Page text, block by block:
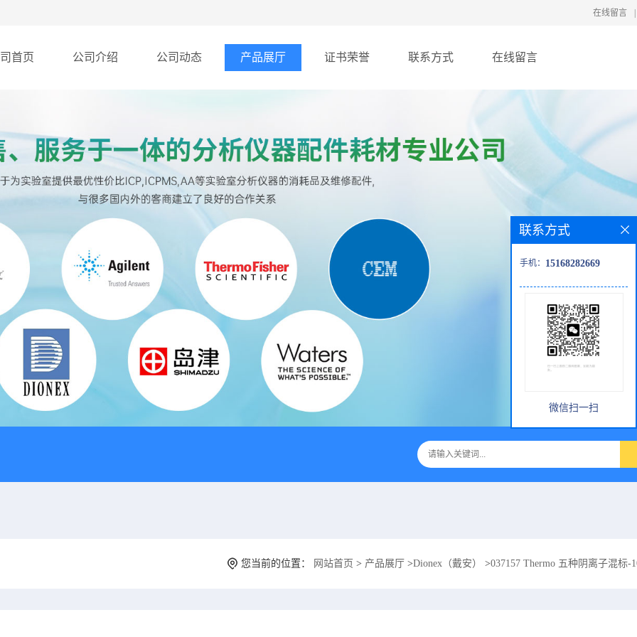
在线留言
首页 公司介绍 公司动态 产品展厅 证书荣誉 联系方式 在线留言
您当前的位置： 网站首页 > 产品展厅 >Dionex（戴安） >037157 Thermo 五种阴离子混标-
联系方式
手机： 15168282669
微信扫一扫